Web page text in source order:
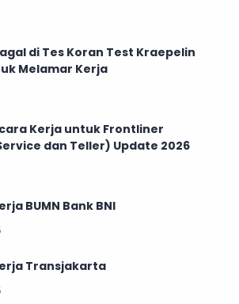
di Tes Koran Test Kraepelin
Melamar Kerja
Kerja untuk Frontliner
dan Teller) Update 2026
BUMN Bank BNI
Transjakarta